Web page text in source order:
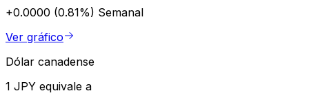
+0.0000 (0.81%) Semanal
Ver gráfico
Dólar canadense
1 JPY equivale a